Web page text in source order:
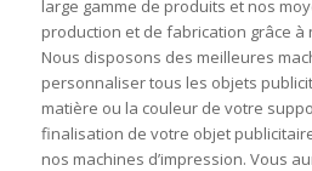
large gamme de produits et nos
production et de fabrication grâce à
Nous disposons des meilleures
personnaliser tous les objets
matière ou la couleur de votre
finalisation de votre objet
nos machines d’impression. Vous